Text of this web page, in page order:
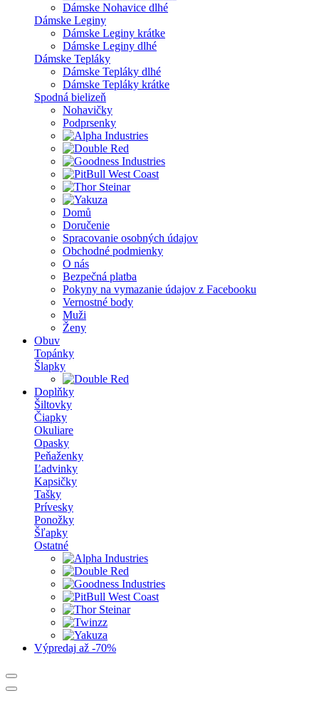
Dámske Nohavice dlhé
Dámske Leginy
Dámske Leginy krátke
Dámske Leginy dlhé
Dámske Tepláky
Dámske Tepláky dlhé
Dámske Tepláky krátke
Spodná bielizeň
Nohavičky
Podprsenky
Domů
Doručenie
Spracovanie osobných údajov
Obchodné podmienky
O nás
Bezpečná platba
Pokyny na vymazanie údajov z Facebooku
Vernostné body
Muži
Ženy
Obuv
Topánky
Šlapky
Doplňky
Šiltovky
Čiapky
Okuliare
Opasky
Peňaženky
Ľadvinky
Kapsičky
Tašky
Prívesky
Ponožky
Šľapky
Ostatné
Výpredaj až -70%